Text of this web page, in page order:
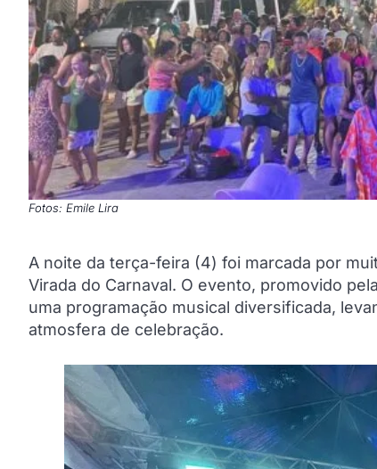
Fotos: Emile Lira
A noite da terça-feira (4) foi marcada por
Virada do Carnaval. O evento, promovido
uma programação musical diversificada,
atmosfera de celebração.